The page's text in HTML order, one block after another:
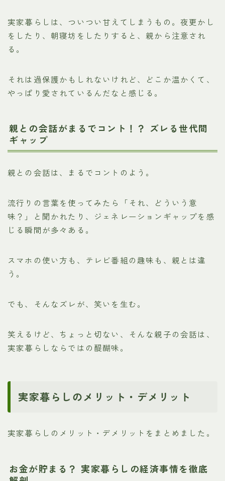
実家暮らしは、ついつい甘えてしまうもの。夜更かし
をしたり、朝寝坊をしたりすると、親から注意され
る。
それは過保護かもしれないけれど、どこか温かくて、
やっぱり愛されているんだなと感じる。
親との会話がまるでコント！？ ズレる世代間
ギャップ
親との会話は、まるでコントのよう。
流行りの言葉を使ってみたら「それ、どういう意
味？」と聞かれたり、ジェネレーションギャップを感
じる瞬間が多々ある。
スマホの使い方も、テレビ番組の趣味も、親とは違
う。
でも、そんなズレが、笑いを生む。
笑えるけど、ちょっと切ない、そんな親子の会話は、
実家暮らしならではの醍醐味。
実家暮らしのメリット・デメリット
実家暮らしのメリット・デメリットをまとめました。
お金が貯まる？ 実家暮らしの経済事情を徹底